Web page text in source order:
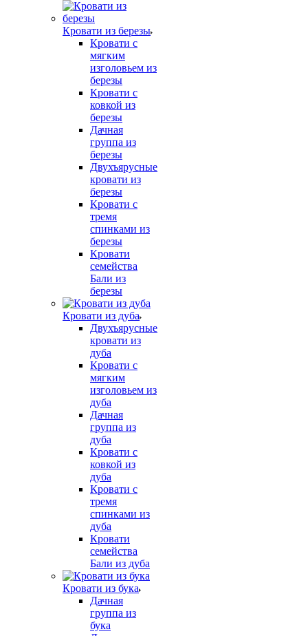
Кровати из березы
Кровати с
мягким
изголовьем из
березы
Кровати с
ковкой из
березы
Дачная
группа из
березы
Двухъярусные
кровати из
березы
Кровати с
тремя
спинками из
березы
Кровати
семейства
Бали из
березы
Кровати из дуба
Двухъярусные
кровати из
дуба
Кровати с
мягким
изголовьем из
дуба
Дачная
группа из
дуба
Кровати с
ковкой из
дуба
Кровати с
тремя
спинками из
дуба
Кровати
семейства
Бали из дуба
Кровати из бука
Дачная
группа из
бука